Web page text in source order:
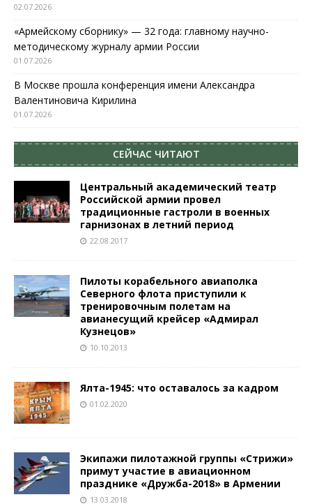
02.07.2026
«Армейскому сборнику» — 32 года: главному научно-
методическому журналу армии России
01.07.2026
В Москве прошла конференция имени Александра
Валентиновича Кирилина
01.07.2026
СЕЙЧАС ЧИТАЮТ
Центральный академический театр
Российской армии провел
традиционные гастроли в военных
гарнизонах в летний период
22.08.2017
Пилоты корабельного авиаполка
Северного флота приступили к
тренировочным полетам на
авианесущий крейсер «Адмирал
Кузнецов»
10.10.2013
Ялта-1945: что оставалось за кадром
01.02.2020
Экипажи пилотажной группы «Стрижи»
примут участие в авиационном
празднике «Дружба-2018» в Армении
13.03.2018